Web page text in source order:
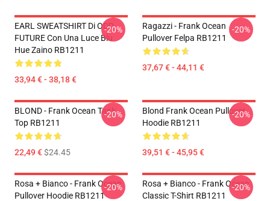
EARL SWEATSHIRT Di ODD
FUTURE Con Una Luce Blu
Hue Zaino RB1211
33,94 € - 38,18 €
-20%
Ragazzi - Frank Ocean
Pullover Felpa RB1211
37,67 € - 44,11 €
-20%
BLOND - Frank Ocean Tank
Top RB1211
22,49 €$24.45
-20%
Blond Frank Ocean Pullover
Hoodie RB1211
39,51 € - 45,95 €
-20%
Rosa + Bianco - Frank Ocean
Pullover Hoodie RB1211
-20%
Rosa + Bianco - Frank Ocean
Classic T-Shirt RB1211
-20%